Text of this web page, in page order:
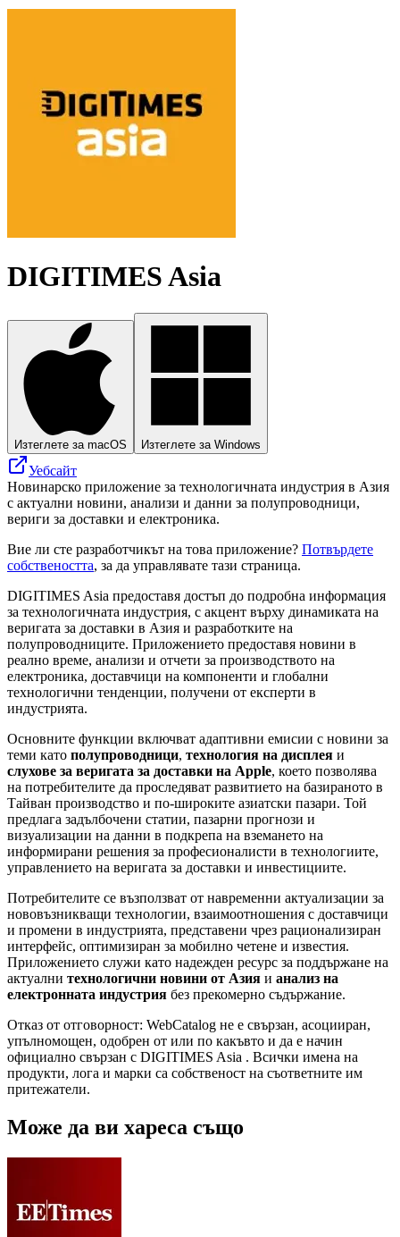
DIGITIMES Asia
Изтеглете за macOS Изтеглете за Windows
Уебсайт
Новинарско приложение за технологичната индустрия в Азия
с актуални новини, анализи и данни за полупроводници,
вериги за доставки и електроника.
Вие ли сте разработчикът на това приложение? Потвърдете
собствеността, за да управлявате тази страница.
DIGITIMES Asia предоставя достъп до подробна информация
за технологичната индустрия, с акцент върху динамиката на
веригата за доставки в Азия и разработките на
полупроводниците. Приложението предоставя новини в
реално време, анализи и отчети за производството на
електроника, доставчици на компоненти и глобални
технологични тенденции, получени от експерти в
индустрията.
Основните функции включват адаптивни емисии с новини за
теми като полупроводници, технология на дисплея и
слухове за веригата за доставки на Apple, което позволява
на потребителите да проследяват развитието на базираното в
Тайван производство и по-широките азиатски пазари. Той
предлага задълбочени статии, пазарни прогнози и
визуализации на данни в подкрепа на вземането на
информирани решения за професионалисти в технологиите,
управлението на веригата за доставки и инвестициите.
Потребителите се възползват от навременни актуализации за
нововъзникващи технологии, взаимоотношения с доставчици
и промени в индустрията, представени чрез рационализиран
интерфейс, оптимизиран за мобилно четене и известия.
Приложението служи като надежден ресурс за поддържане на
актуални технологични новини от Азия и анализ на
електронната индустрия без прекомерно съдържание.
Отказ от отговорност: WebCatalog не е свързан, асоцииран,
упълномощен, одобрен от или по какъвто и да е начин
официално свързан с DIGITIMES Asia . Всички имена на
продукти, лога и марки са собственост на съответните им
притежатели.
Може да ви хареса също